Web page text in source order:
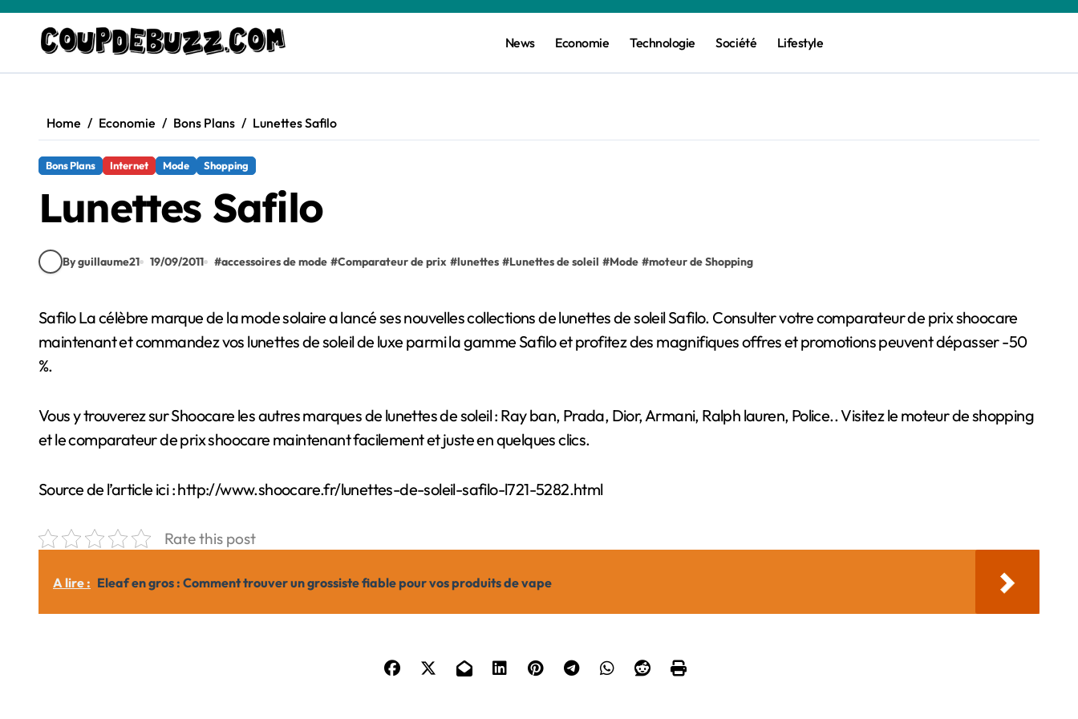
content
News Economie Technologie Société Lifestyle
Home Economie Bons Plans Lunettes Safilo
Bons Plans Internet Mode Shopping
Lunettes Safilo
By guillaume21 19/09/2011 #accessoires de mode #Comparateur de prix #lunettes #Lunettes de soleil #Mode #moteur de Shopping
Safilo La célèbre marque de la mode solaire a lancé ses nouvelles collections de lunettes de soleil Safilo. Consulter votre comparateur de prix shoocare
maintenant et commandez vos lunettes de soleil de luxe parmi la gamme Safilo et profitez des magnifiques offres et promotions peuvent dépasser -50
%.
Vous y trouverez sur Shoocare les autres marques de lunettes de soleil : Ray ban, Prada, Dior, Armani, Ralph lauren, Police.. Visitez le moteur de shopping
et le comparateur de prix shoocare maintenant facilement et juste en quelques clics.
Source de l’article ici : http://www.shoocare.fr/lunettes-de-soleil-safilo-l721-5282.html
Rate this post
A lire : Eleaf en gros : Comment trouver un grossiste fiable pour vos produits de vape